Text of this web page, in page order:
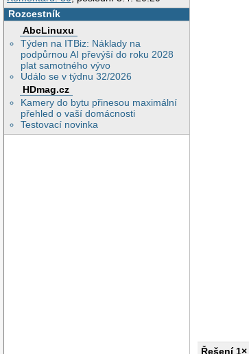
Rozcestník
AbcLinuxu
Týden na ITBiz: Náklady na
podpůrnou AI převýší do roku 2028
plat samotného vývo
Událo se v týdnu 32/2026
HDmag.cz
Kamery do bytu přinesou maximální
přehled o vaší domácnosti
Testovací novinka
Řešení 1×